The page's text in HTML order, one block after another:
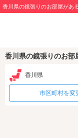
香川県の鏡張りのお部屋があ
香川県の鏡張りのお部
香川県
市区町村を変